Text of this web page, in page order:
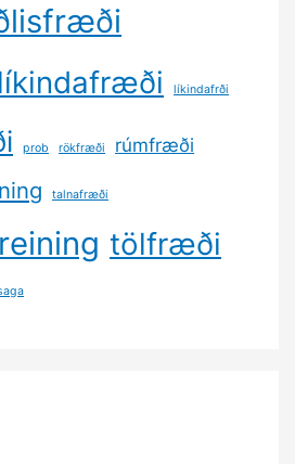
líkindafræði líkindafrði
prob rökfræði rúmfræði
talnafræði
tölfræði